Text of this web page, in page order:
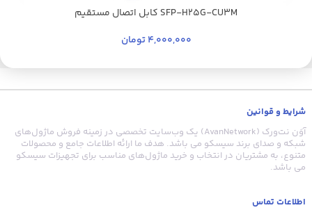
SFP-H25G-CU3M کابل اتصال مستقیم
4,000,000 تومان
شرایط و قوانین
آوَن نت‌ورک (AvanNetwork) یک وب‌سایت تخصصی در زمینه فروش ماژول‌های
شبکه و صدای برند سیسکو می باشد. هدف ما ارائه اطلاعات جامع و محصولات
متنوع، به مشتریان در انتخاب و خرید ماژول‌های مناسب برای تجهیزات سیسکو
می باشد.
اطلاعات تماس